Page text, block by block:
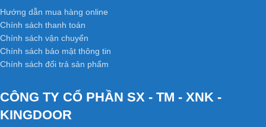
Hướng dẫn mua hàng online
Chính sách thanh toán
Chính sách vận chuyển
Chính sách bảo mật thông tin
Chính sách đổi trả sản phẩm
CÔNG TY CỔ PHẦN SX - TM - XNK -
KINGDOOR